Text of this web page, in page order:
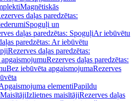
Magnētiskās
daļas paredzētas:
Spoguļi un
daļas paredzētas: SpoguļiAr iebūvētu
paredzētas: Ar iebūvētu
Rezerves daļas paredzētas:
Rezerves daļas paredzētas:
Bez iebūvēta apgaismojumaRezerves
elementiPapildu
MaisītājiIzlietnes maisītājiRezerves daļas